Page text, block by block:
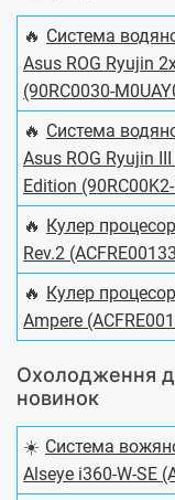
🔥 Система
Asus ROG Ryujin
(90RC0030-
🔥 Система
Asus ROG Ryujin
Edition
🔥 Кулер
Rev.2
🔥 Кулер
Ampere
Охолодження
новинок
☀️ Система
Alseye i360-W-SE